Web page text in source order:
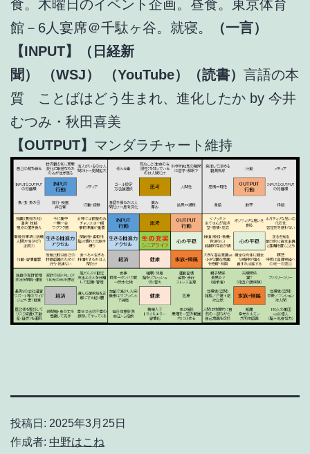
食。木曜日のイベント企画。昼食。東京体育
館－6人宴席＠千駄ヶ谷。就寝。
（一言）
【INPUT】（日経新
聞）
（WSJ） （YouTube）（読書） 言語の本
質 ことばはどう生まれ、進化したか by 今井
むつみ・秋田喜美
【OUTPUT】 マンダラチャート維持
投稿日: 2025年3月25日
作成者: 中野はこね